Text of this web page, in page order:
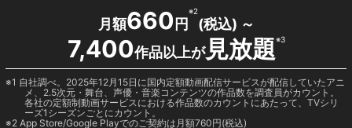
月額660 円
※2
(税込) ～
7,400作品以上が見放題※3
1 自社調べ。2025年12月15日に国内定額動画配信サービスが配信していたアニ
メ、2.5次元・舞台、声優・音楽コンテンツの作品数を調査員がカウント。
各社の定額制動画サービスにおける作品数のカウントにあたって、TVシリ
ーズ1シーズンごとにカウント。
2 App Store/Google Playでのご契約は月額760円(税込)